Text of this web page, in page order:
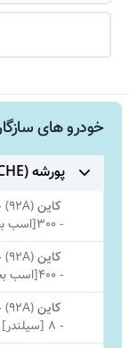
خودرو های
پورشه (PORSCHE)
کاین(
92A)
-300[اسب بخار]
کاین(
92A)
-400[اسب بخار]
کاین(
92A)
- 8 [سیلندر]